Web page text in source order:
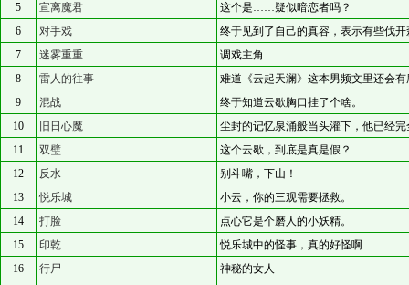
5
宣离魔君
这个是……疑似暗恋者吗？
6
对手戏
终于见到了自己的真容，表示有些伐开
7
迷雾重重
调戏主角
8
雷人的往事
难道《云起天澜》这本男频文里还会
9
混战
终于知道云歇胸口挂了个啥。
10
旧日心魔
尘封的记忆泉涌般当头灌下，他已经
11
双璧
这个云歇，到底是真是假？
12
反水
别斗嘴，下山！
13
悦乐城
小云，你的三观需要拯救。
14
打脸
点心它是个磨人的小妖精。
15
印乾
悦乐城中的怪事，真的好怪啊......
16
行尸
神秘的女人